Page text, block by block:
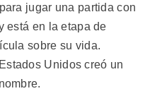
jugar una partida con
está en la etapa de
sobre su vida.
Unidos creó un